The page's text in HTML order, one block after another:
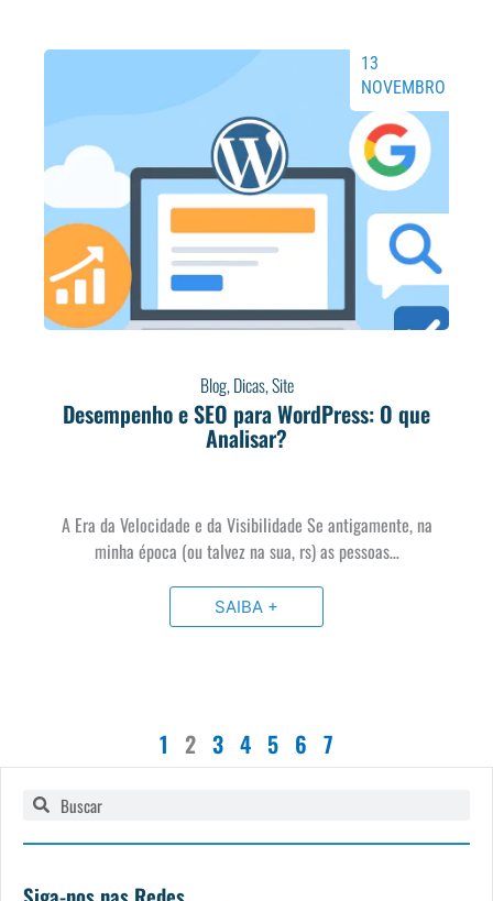
Blog,Dicas,Site
Desempenho e SEO para WordPress: O que
Analisar?
13
NOVEMBRO
A Era da Velocidade e da Visibilidade Se antigamente, na
minha época (ou talvez na sua, rs) as pessoas…
SAIBA +
1 2 3 4 5 6 7
Pesquisar
Pesquisar